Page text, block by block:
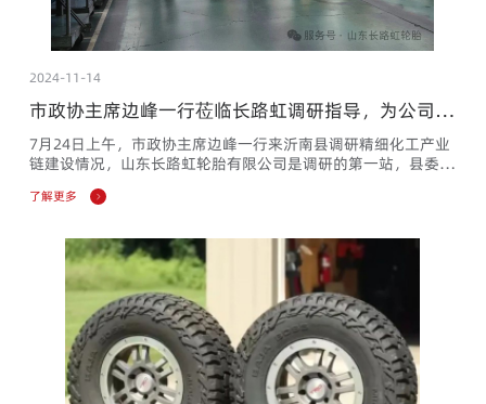
2024-11-14
市政协主席边峰一行莅临长路虹调研指导，为公司发
展注入强劲动力
7月24日上午，市政协主席边峰一行来沂南县调研精细化工产业
链建设情况，山东长路虹轮胎有限公司是调研的第一站，县委书
记侯占夫，县政协主席王立忠，县工信局长许彬陪同，董事长尹
昌海、副总经理张建菊率队热情接待。
了解更多